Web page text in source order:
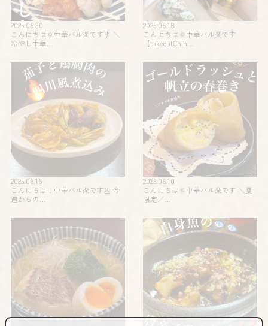
2025.06.30
こんにちは🌞中華バル楽です♪ ＼
冷やし中華…
2025.06.18
こんにちは🌞中華バル楽です
【takeoutChin…
2025.06.16
こんにちは！中華バル楽です🥟 今
週からの…
2025.06.10
こんにちは🌞中華バル楽です️ ＼夏
限定️／…